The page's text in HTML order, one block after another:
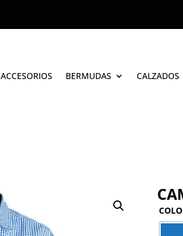
ACCESORIOS BERMUDAS CALZADOS